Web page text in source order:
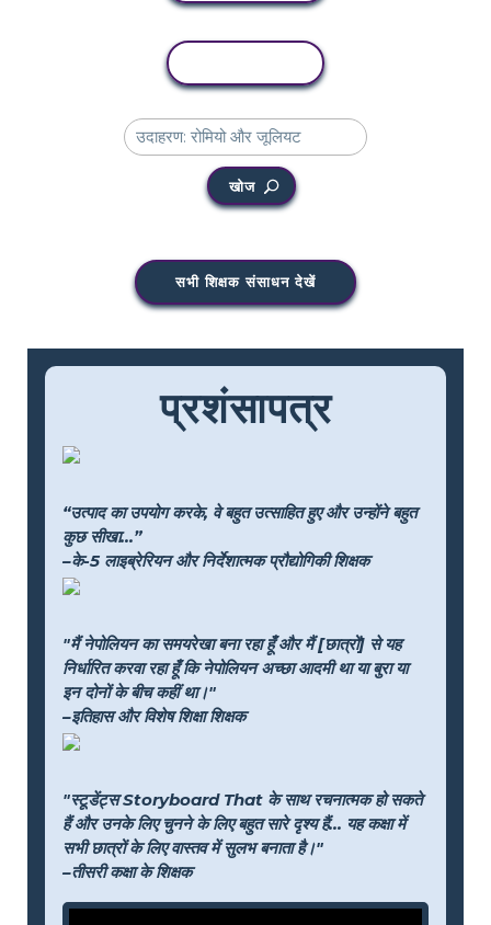
खोज
सभी शिक्षक संसाधन देखें
प्रशंसापत्र
“उत्पाद का उपयोग करके, वे बहुत उत्साहित हुए और उन्होंने बहुत
कुछ सीखा...”
–के-5 लाइब्रेरियन और निर्देशात्मक प्रौद्योगिकी शिक्षक
"मैं नेपोलियन का समयरेखा बना रहा हूँ और मैं [छात्रों] से यह
निर्धारित करवा रहा हूँ कि नेपोलियन अच्छा आदमी था या बुरा या
इन दोनों के बीच कहीं था।"
–इतिहास और विशेष शिक्षा शिक्षक
"स्टूडेंट्स Storyboard That के साथ रचनात्मक हो सकते
हैं और उनके लिए चुनने के लिए बहुत सारे दृश्य हैं... यह कक्षा में
सभी छात्रों के लिए वास्तव में सुलभ बनाता है।"
–तीसरी कक्षा के शिक्षक